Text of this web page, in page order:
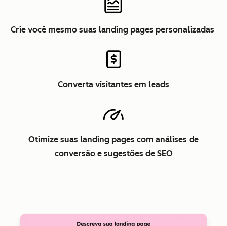
Crie você mesmo suas landing pages personalizadas
Converta visitantes em leads
Otimize suas landing pages com análises de
conversão e sugestões de SEO